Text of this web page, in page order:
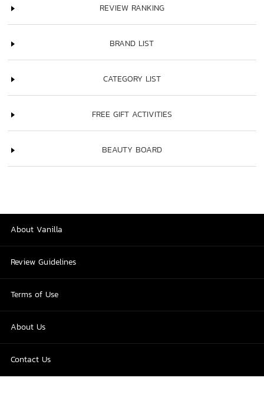
REVIEW RANKING
BRAND LIST
CATEGORY LIST
FREE GIFT ACTIVITIES
BEAUTY BOARD
About Vanilla
Review Guidelines
Terms of Use
About Us
Contact Us